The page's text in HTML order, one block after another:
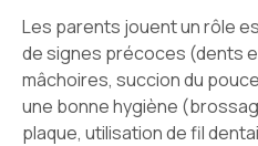
Les parents jouent un rôle
de signes précoces (dents
mâchoires, succion du
une bonne hygiène
plaque, utilisation de fil